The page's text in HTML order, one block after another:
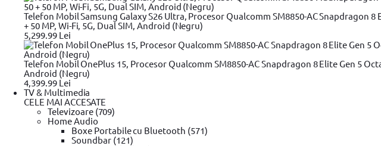
Telefon Mobil Samsung Galaxy S26 Ultra, Procesor Qualcomm SM8850-AC Snapdragon 8
+ 50 MP, Wi-Fi, 5G, Dual SIM, Android (Negru)
5,299.99 Lei
Telefon Mobil OnePlus 15, Procesor Qualcomm SM8850-AC Snapdragon 8 Elite Gen 5
Android (Negru)
4,399.99 Lei
TV & Multimedia
CELE MAI ACCESATE
Televizoare (709)
Home Audio
Boxe Portabile cu Bluetooth (571)
Soundbar (121)
lei
(TVA inclus)
In stoc furnizor
Cleste Declabator Automat Yato YT-2275, 0.5-6mm
Descrierea produsului Cleste Declabator Automat Yato YT-2275, 0.5-6mm